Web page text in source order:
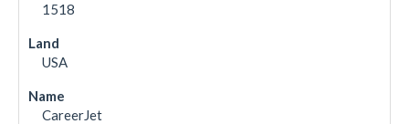
1518
USA
CareerJet